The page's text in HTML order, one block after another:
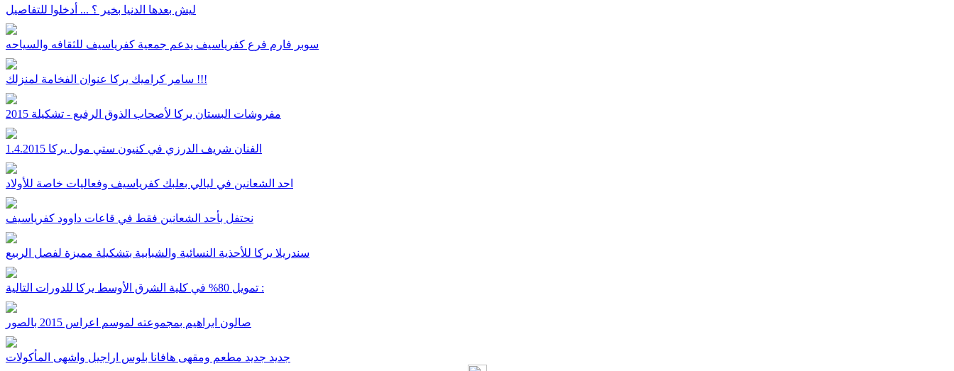
ليش بعدها الدنيا بخير ؟ ... أدخلوا للتفاصيل
سوبر فارم فرع كفرياسيف يدعم جمعية كفرياسيف للثقافه والسياحه
سامر كراميك يركا عنوان الفخامة لمنزلك !!!
مفروشات البستان يركا لأصحاب الذوق الرفيع - تشكيلة 2015
الفنان شريف الدرزي في كنيون ستي مول يركا 1.4.2015
احد الشعانين في ليالي بعلبك كفرياسيف وفعاليات خاصة للأولاد
نحتفل بأحد الشعانين فقط في قاعات داوود كفرياسيف
سندريلا يركا للأحذية النسائية والشبابية بتشكيلة مميزة لفصل الربيع
تمويل 80% في كلية الشرق الأوسط يركا للدورات التالية :
صالون ابراهيم بمجموعته لموسم اعراس 2015 بالصور
جديد جديد مطعم ومقهى هافانا بلوس اراجيل واشهى المأكولات